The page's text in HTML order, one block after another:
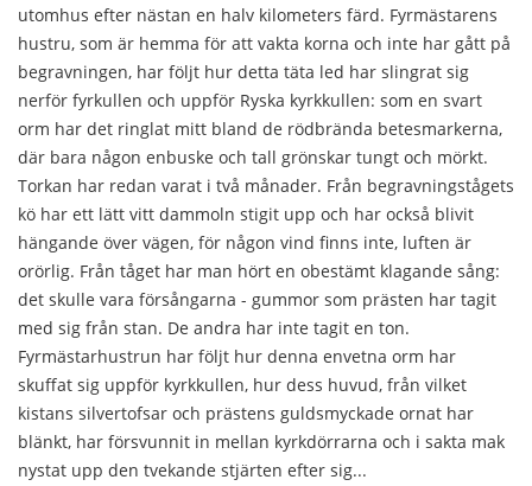
utomhus efter nästan en halv kilometers färd. Fyrmästarens
hustru, som är hemma för att vakta korna och inte har gått på
begravningen, har följt hur detta täta led har slingrat sig
nerför fyrkullen och uppför Ryska kyrkkullen: som en svart
orm har det ringlat mitt bland de rödbrända betesmarkerna,
där bara någon enbuske och tall grönskar tungt och mörkt.
Torkan har redan varat i två månader. Från begravningstågets
kö har ett lätt vitt dammoln stigit upp och har också blivit
hängande över vägen, för någon vind finns inte, luften är
orörlig. Från tåget har man hört en obestämt klagande sång:
det skulle vara försångarna - gummor som prästen har tagit
med sig från stan. De andra har inte tagit en ton.
Fyrmästarhustrun har följt hur denna envetna orm har
skuffat sig uppför kyrkkullen, hur dess huvud, från vilket
kistans silvertofsar och prästens guldsmyckade ornat har
blänkt, har försvunnit in mellan kyrkdörrarna och i sakta mak
nystat upp den tvekande stjärten efter sig...